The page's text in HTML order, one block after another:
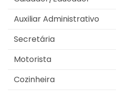
Auxiliar Administrativo
Secretária
Motorista
Cozinheira